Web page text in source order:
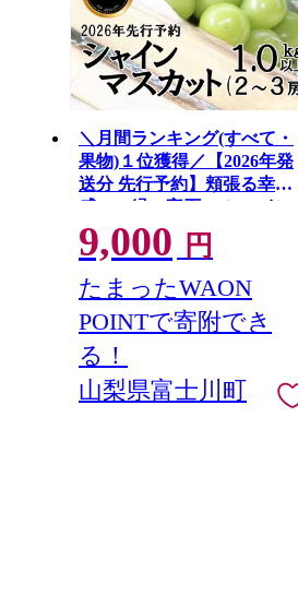
＼月間ランキング(すべて・
果物)１位獲得／【2026年発
送分 先行予約】頬張る幸福
感 〜緑の宝石・ シャイン
マスカット 〜 １ｋｇ以上
（２〜３房） フルーツ 山梨
県産 果物 くだもの シャイン
マスカット ぶどう ブドウ 葡
萄 大粒 種なし 先行予約 富士
川町 10000円 一万円 9000円
九千円
9,000 円
たまったWAON
POINTで寄附でき
る！
山梨県富士川町